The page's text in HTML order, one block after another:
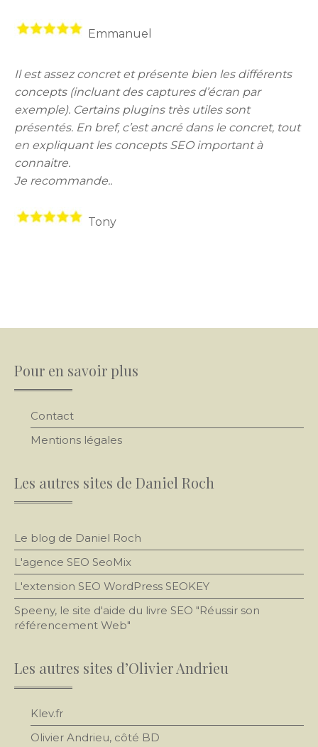
Emmanuel
Il est assez concret et présente bien les différents
concepts (incluant des captures d’écran par
exemple). Certains plugins très utiles sont
présentés. En bref, c’est ancré dans le concret, tout
en expliquant les concepts SEO important à
connaitre.
Je recommande..
Tony
Pour en savoir plus
Contact
Mentions légales
Les autres sites de Daniel Roch
Le blog de Daniel Roch
L'agence SEO SeoMix
L'extension SEO WordPress SEOKEY
Speeny, le site d'aide du livre SEO "Réussir son
référencement Web"
Les autres sites d’Olivier Andrieu
Klev.fr
Olivier Andrieu, côté BD